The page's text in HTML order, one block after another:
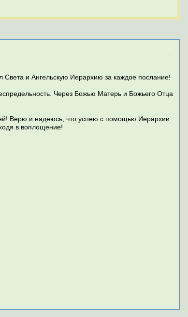
и Ангельскую Иерархию за каждое послание!
Через Божью Матерь и Божьего Отца
Верю и надеюсь, что успею с помощью Иерархии
в воплощение!